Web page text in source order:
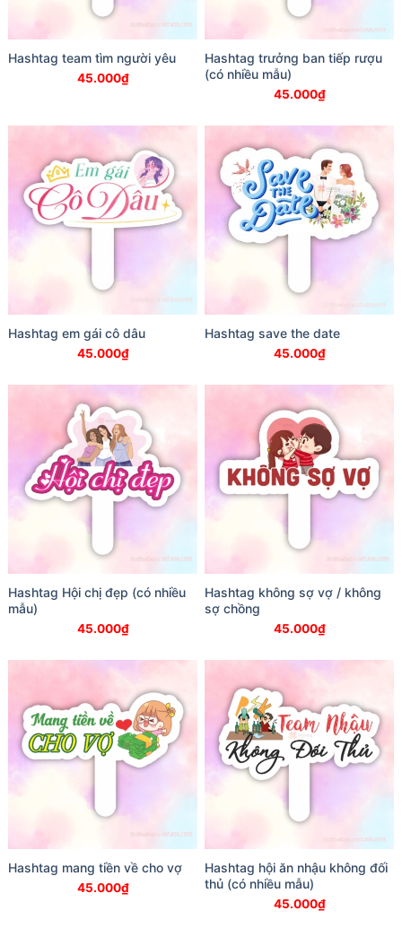
Hashtag team tìm người yêu
45.000₫
Hashtag trưởng ban tiếp rượu
(có nhiều mẫu)
45.000₫
Hashtag em gái cô dâu
45.000₫
Hashtag save the date
45.000₫
Hashtag Hội chị đẹp (có nhiều
mẫu)
45.000₫
Hashtag không sợ vợ / không
sợ chồng
45.000₫
Hashtag mang tiền về cho vợ
45.000₫
Hashtag hội ăn nhậu không đối
thủ (có nhiều mẫu)
45.000₫